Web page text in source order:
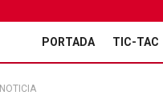
PORTADA TIC-TAC
NOTICIA